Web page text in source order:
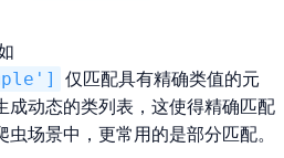
仅匹配具有精确类值的元
成动态的类列表，这使得精确匹配
场景中，更常用的是部分匹配。